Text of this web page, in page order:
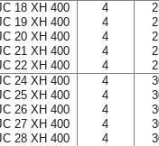
18 XH 400
19 XH 400
20 XH 400
21 XH 400
22 XH 400
4
4
4
4
4
24 XH 400
25 XH 400
26 XH 400
27 XH 400
28 XH 400
4
4
4
4
4